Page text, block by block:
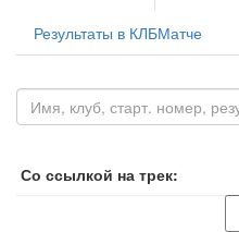
Результаты в КЛБМатче
Со ссылкой на трек: